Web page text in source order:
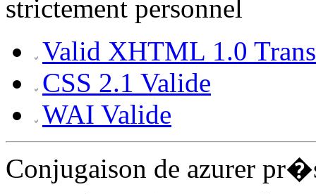
strictement personnel
Valid XHTML 1.0
CSS 2.1 Valide
WAI Valide
Conjugaison de azurer